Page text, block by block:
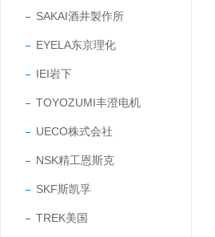
SAKAI酒井製作所
EYELA东京理化
IEI岩下
TOYOZUMI丰澄电机
UECO株式会社
NSK精工恩斯克
SKF斯凯孚
TREK美国